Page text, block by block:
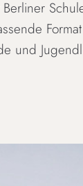
und